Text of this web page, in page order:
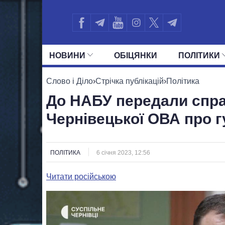
НОВИНИ ОБIЦЯНКИ ПОЛIТИКИ
УСІ ПОЛІТИКИ ПРЕЗИДЕНТ І ОФІС
Слово і Діло›Стрічка публікацій›Політика
До НАБУ передали
Чернівецької ОВА про
ПОЛІТИКА 6 січня 2023, 12:56
Читати російською